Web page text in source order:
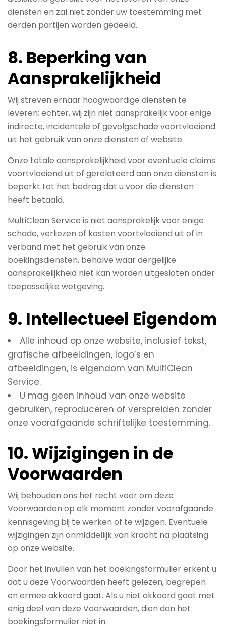
diensten en zal niet zonder uw toestemming met
derden partijen worden gedeeld.
8. Beperking van
Aansprakelijkheid
Wij streven ernaar hoogwaardige diensten te
leveren; echter, wij zijn niet aansprakelijk voor enige
indirecte, incidentele of gevolgschade voortvloeiend
uit het gebruik van onze diensten of website.
Onze totale aansprakelijkheid voor eventuele claims
voortvloeiend uit of gerelateerd aan onze diensten is
beperkt tot het bedrag dat u voor die diensten
heeft betaald.
MultiClean Service is niet aansprakelijk voor enige
schade, verliezen of kosten voortvloeiend uit of in
verband met het gebruik van onze
boekingsdiensten, behalve waar dergelijke
aansprakelijkheid niet kan worden uitgesloten onder
toepasselijke wetgeving.
9. Intellectueel Eigendom
Alle inhoud op onze website, inclusief tekst,
grafische afbeeldingen, logo’s en
afbeeldingen, is eigendom van MultiClean
Service.
U mag geen inhoud van onze website
gebruiken, reproduceren of verspreiden zonder
onze voorafgaande schriftelijke toestemming.
10. Wijzigingen in de
Voorwaarden
Wij behouden ons het recht voor om deze
Voorwaarden op elk moment zonder voorafgaande
kennisgeving bij te werken of te wijzigen. Eventuele
wijzigingen zijn onmiddellijk van kracht na plaatsing
op onze website.
Door het invullen van het boekingsformulier erkent u
dat u deze Voorwaarden heeft gelezen, begrepen
en ermee akkoord gaat. Als u niet akkoord gaat met
enig deel van deze Voorwaarden, dien dan het
boekingsformulier niet in.